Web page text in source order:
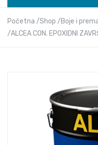
Početna Shop Boje i
ALCEA CON. EPOXIDNI